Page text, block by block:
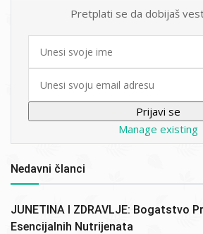
Pretplati se da dobijaš
First
Manage existing
Nedavni članci
JUNETINA I ZDRAVLJE: Bogatstvo
Esencijalnih Nutrijenata